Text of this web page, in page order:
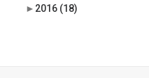
► 2016 (18)